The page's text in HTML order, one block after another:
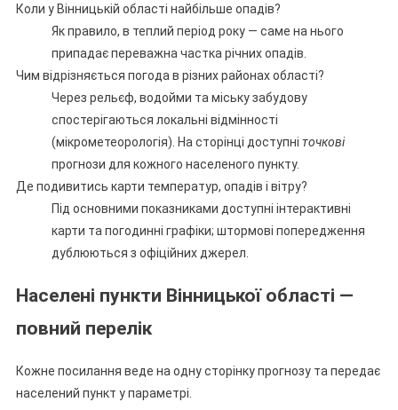
Коли у Вінницькій області найбільше опадів?
Як правило, в теплий період року — саме на нього
припадає переважна частка річних опадів.
Чим відрізняється погода в різних районах області?
Через рельєф, водойми та міську забудову
спостерігаються локальні відмінності
(мікрометеорологія). На сторінці доступні точкові
прогнози для кожного населеного пункту.
Де подивитись карти температур, опадів і вітру?
Під основними показниками доступні інтерактивні
карти та погодинні графіки; штормові попередження
дублюються з офіційних джерел.
Населені пункти Вінницької області —
повний перелік
Кожне посилання веде на одну сторінку прогнозу та передає
населений пункт у параметрі.